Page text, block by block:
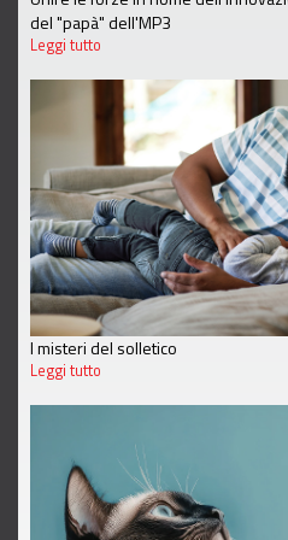
del "papà" dell'MP3
Leggi tutto
I misteri del solletico
Leggi tutto